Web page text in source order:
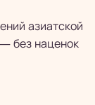
азиатской
без наценок